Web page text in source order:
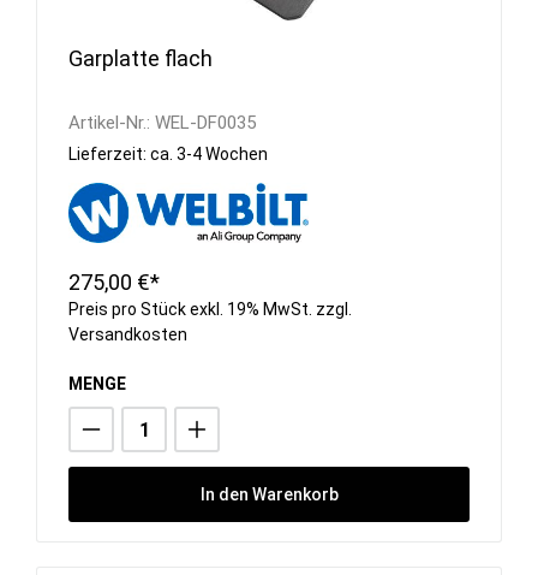
Garplatte flach
Artikel-Nr.: WEL-DF0035
Lieferzeit: ca. 3-4 Wochen
275,00 €*
Preis pro Stück exkl. 19% MwSt. zzgl.
Versandkosten
MENGE
In den Warenkorb